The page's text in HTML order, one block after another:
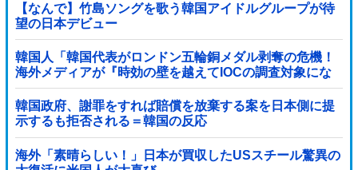
【なんで】竹島ソングを歌う韓国アイドルグループが待
望の日本デビュー
韓国人「韓国代表がロンドン五輪銅メダル剥奪の危機！
海外メディアが『時効の壁を越えてIOCの調査対象にな
り得る』と報道！」
韓国政府、謝罪をすれば賠償を放棄する案を日本側に提
示するも拒否される＝韓国の反応
海外「素晴らしい！」日本が買収したUSスチール驚異の